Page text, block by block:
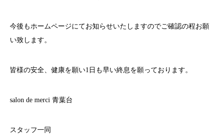
今後もホームページにてお知らせいたしますのでご確認の程お願
い致します。
皆様の安全、健康を願い1 日も早い終息を願っております。
salon de merci 青葉台
スタッフ一同